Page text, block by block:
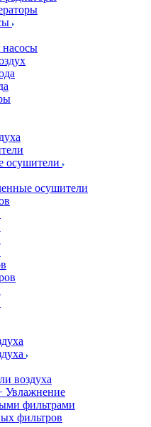
осушители
воздуха
Увлажнение
фильтрами
фильтров